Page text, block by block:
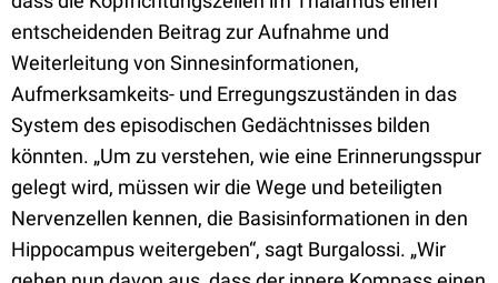
entscheidenden Beitrag zur Aufnahme und
Weiterleitung von Sinnesinformationen,
Aufmerksamkeits- und Erregungszuständen in das
System des episodischen Gedächtnisses bilden
könnten. „Um zu verstehen, wie eine Erinnerungsspur
gelegt wird, müssen wir die Wege und beteiligten
Nervenzellen kennen, die Basisinformationen in den
Hippocampus weitergeben“, sagt Burgalossi. „Wir